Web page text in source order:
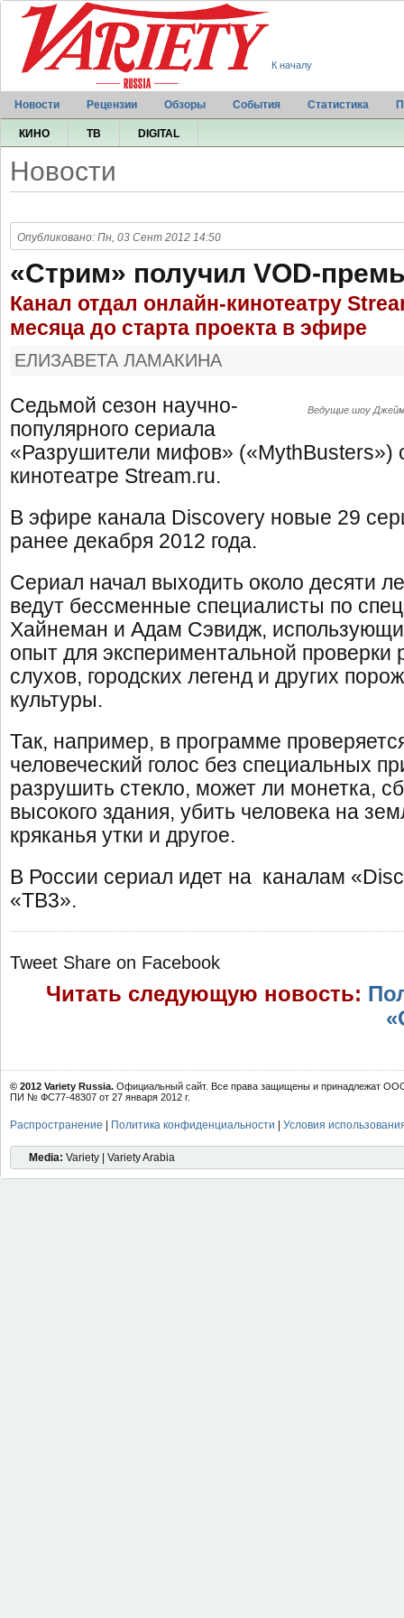
К началу
Новости Рецензии Обзоры События Статистика
КИНО ТВ DIGITAL
Новости
Опубликовано: Пн, 03 Сент 2012 14:50
«Стрим» получил VOD-
Канал отдал онлайн-кинотеатру
месяца до старта проекта в эфире
ЕЛИЗАВЕТА ЛАМАКИНА
Ведущие шоу
Седьмой сезон научно-
популярного сериала
«Разрушители мифов» («MythBusters»)
кинотеатре Stream.ru.
В эфире канала Discovery новые 29
ранее декабря 2012 года.
Сериал начал выходить около десяти
ведут бессменные специалисты по
Хайнеман и Адам Сэвидж,
опыт для экспериментальной проверки
слухов, городских легенд и других
культуры.
Так, например, в программе
человеческий голос без специальных
разрушить стекло, может ли монетка,
высокого здания, убить человека на
кряканья утки и другое.
В России сериал идет на каналам
«ТВ3».
Tweet Share on Facebook
Читать следующую новость:
© 2012 Variety Russia. Официальный сайт. Все права защищены и принадлежат
ПИ № ФС77-48307 от 27 января 2012 г.
Распространение Политика конфиденциальности Условия
Media: Variety | Variety Arabia